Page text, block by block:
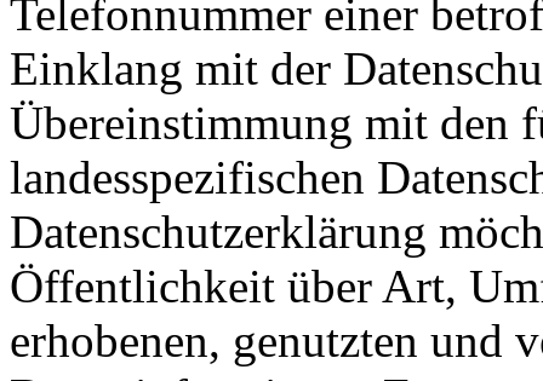
Telefonnummer einer
Einklang mit der
Übereinstimmung mit den
landesspezifischen
Datenschutzerklärung
Öffentlichkeit über Art,
erhobenen, genutzten und